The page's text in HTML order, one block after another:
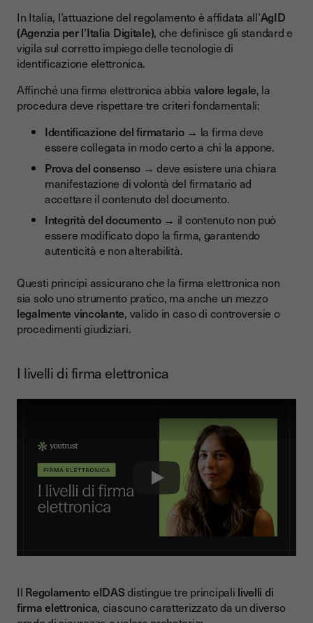
In Italia, l’attuazione del regolamento è affidata all’AgID
(Agenzia per l’Italia Digitale), che definisce gli standard e
vigila sul corretto impiego delle tecnologie di
identificazione elettronica.
Affinché una firma elettronica abbia valore legale, la
procedura deve rispettare tre criteri fondamentali:
Identificazione del firmatario→ la firma deve
essere collegata in modo certo a chi la appone.
Prova del consenso→ deve esistere una chiara
manifestazione di volontà del firmatario ad
accettare il contenuto del documento.
Integrità del documento→ il contenuto non può
essere modificato dopo la firma, garantendo
autenticità e non alterabilità.
Questi principi assicurano che la firma elettronica non
sia solo uno strumento pratico, ma anche un mezzo
legalmente vincolante, valido in caso di controversie o
procedimenti giudiziari.
I livelli di firma elettronica
Play
Il Regolamento eIDASdistingue tre principali livelli di
firma elettronica, ciascuno caratterizzato da un diverso